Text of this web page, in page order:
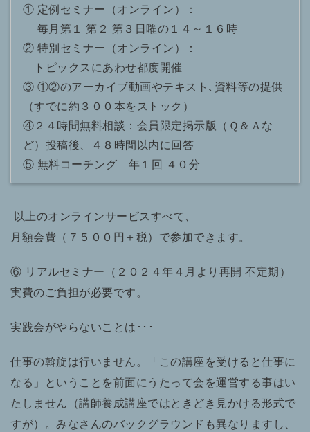
① 定例セミナー（オンライン）：
毎月第１ 第２ 第３日曜の１４～１６時
② 特別セミナー（オンライン）：
トピックスにあわせ都度開催
③ ①②のアーカイブ動画やテキスト､資料等の提供
（すでに約３００本をストック）
④２４時間無料相談：会員限定掲示版（Ｑ＆Ａな
ど）投稿後、４８時間以内に回答
⑤ 無料コーチング 年１回 ４０分
以上のオンラインサービスすべて、
月額会費（７５００円＋税）で参加できます。
⑥ リアルセミナー（２０２４年４月より再開 不定期）
実費のご負担が必要です。
実践会がやらないことは･･･
仕事の斡旋は行いません。「この講座を受けると仕事に
なる」ということを前面にうたって会を運営する事はい
たしません（講師養成講座ではときどき見かける形式で
すが）。みなさんのバックグラウンドも異なりますし、